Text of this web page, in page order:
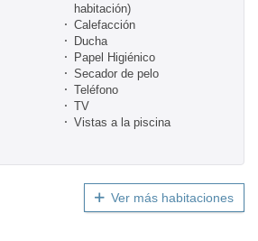
habitación)
Calefacción
Ducha
Papel Higiénico
Secador de pelo
Teléfono
TV
Vistas a la piscina
Ver más habitaciones